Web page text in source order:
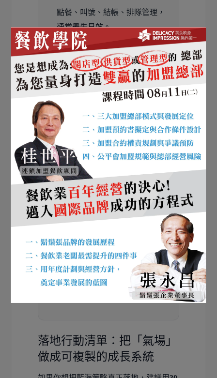
點餐、叫號、結帳、排隊管理，
通常最先見效。
把錯誤率降下來：
越少人為失誤，越能提升回訪與
評價。
5）尋求區域顧客未被滿足的需求：
找到市場的空白點
許多企業的成功來自於發掘市場上的
「空白點」。 例如高島屋百貨在進
行市場分析後，發現缺乏高檔餐飲選
擇，因此積極引進高級品牌餐廳，
成功創造差異化競爭優勢。
「這個區域的人，還缺什麼？」
用需求反推產品：
不要先做產品再找人買，先找缺
落地行動清單：把「氣場」
做成可複製的成長系統